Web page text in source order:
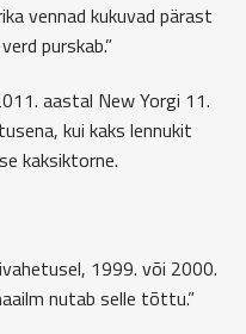
vennad kukuvad pärast
purskab.”
aastal New Yorgi 11.
kui kaks lennukit
kaksiktorne.
1999. või 2000.
nutab selle tõttu.”